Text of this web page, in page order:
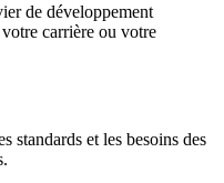
de développement
carrière ou votre
standards et les besoins des